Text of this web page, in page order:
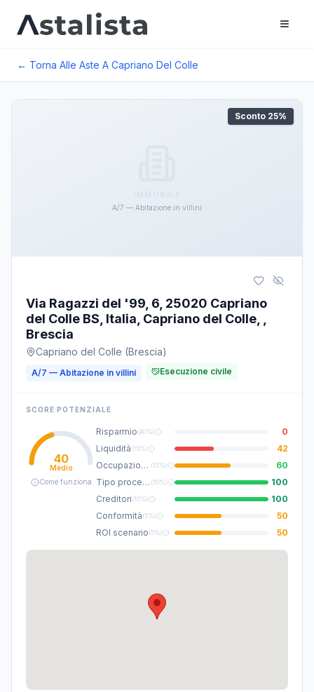
← Torna Alle Aste A Capriano Del Colle
A/7 — Abitazione in villini
Sconto 25%
Via Ragazzi del '99, 6, 25020 Capriano
del Colle BS, Italia, Capriano del Colle, ,
Brescia
Capriano del Colle (Brescia)
A/7 — Abitazione in villini Esecuzione civile
SCORE POTENZIALE
40
Medio
Come funziona
Risparmio(40%)
0
Liquidità(15%)
42
Occupazione (15%)
60
Tipo procedura (10%)
100
Creditori(10%)
100
Conformità(5%)
50
ROI scenario(5%) 50